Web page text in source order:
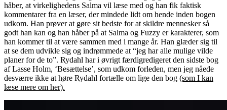
håber, at virkelighedens Salma vil læse med og han fik faktisk
kommentarer fra en læser, der mindede lidt om hende inden bogen
udkom. Han prøver at gøre sit bedste for at skildre mennesker så
godt han kan og han håber på at Salma og Fuzzy er karakterer, som
han kommer til at være sammen med i mange år. Han glæder sig til
at se dem udvikle sig og indrømmede at “jeg har alle mulige vilde
planer for de to”. Rydahl har i øvrigt færdigredigeret den sidste bog
af Lasse Holm, ‘Besættelse’, som udkom forleden, men jeg nåede
desværre ikke at høre Rydahl fortælle om lige den bog (som I kan
læse mere om her).